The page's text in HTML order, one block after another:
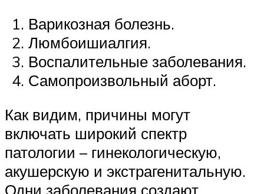
Варикозная болезнь.
Люмбоишиалгия.
Воспалительные заболевания.
Самопроизвольный аборт.
Как видим, причины могут
включать широкий спектр
патологии – гинекологическую,
акушерскую и экстрагенитальную.
Одни заболевания создают